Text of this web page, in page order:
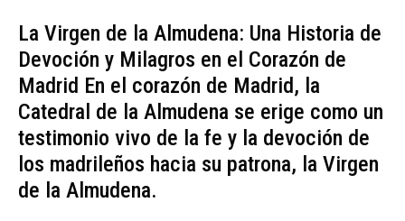
La Virgen de la Almudena: Una Historia de
Devoción y Milagros en el Corazón de
Madrid En el corazón de Madrid, la
Catedral de la Almudena se erige como un
testimonio vivo de la fe y la devoción de
los madrileños hacia su patrona, la Virgen
de la Almudena.